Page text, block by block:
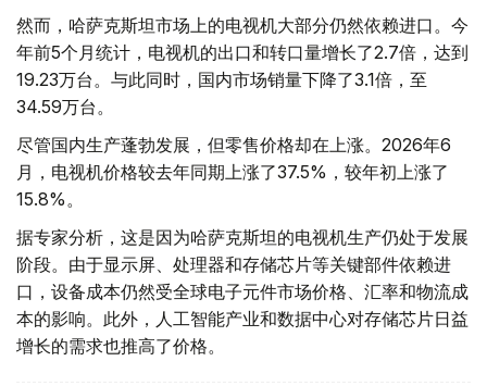
然而，哈萨克斯坦市场上的电视机大部分仍然依赖进口。今
年前5个月统计，电视机的出口和转口量增长了2.7倍，达到
19.23万台。与此同时，国内市场销量下降了3.1倍，至
34.59万台。
尽管国内生产蓬勃发展，但零售价格却在上涨。2026年6
月，电视机价格较去年同期上涨了37.5%，较年初上涨了
15.8%。
据专家分析，这是因为哈萨克斯坦的电视机生产仍处于发展
阶段。由于显示屏、处理器和存储芯片等关键部件依赖进
口，设备成本仍然受全球电子元件市场价格、汇率和物流成
本的影响。此外，人工智能产业和数据中心对存储芯片日益
增长的需求也推高了价格。